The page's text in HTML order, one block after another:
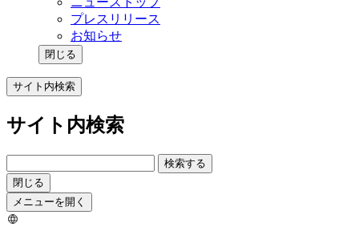
プレスリリース
お知らせ
閉じる
サイト内検索
サイト内検索
検索する
閉じる
メニューを開く